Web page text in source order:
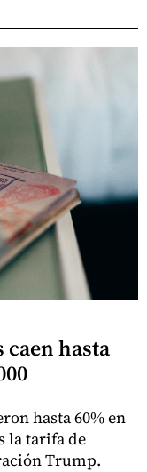
caen hasta
hasta 60% en
la tarifa de
Trump.